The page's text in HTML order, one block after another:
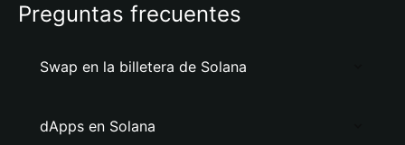
Preguntas frecuentes
Swap en la billetera de Solana
dApps en Solana